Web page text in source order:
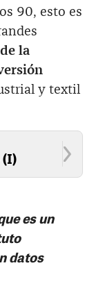
90, esto es
la
y textil
(I)
es un
datos